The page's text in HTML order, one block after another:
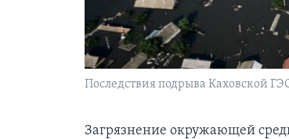
Последствия подрыва Каховской
Загрязнение окружающей